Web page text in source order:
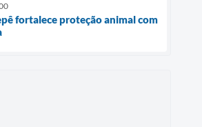
fortalece proteção animal com